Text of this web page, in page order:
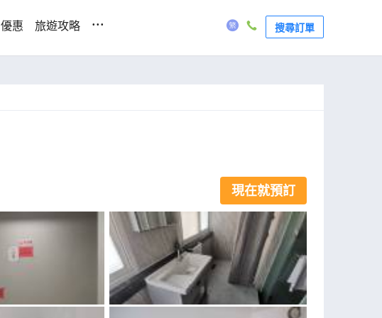
優惠 旅遊攻略 ... 搜尋訂單
現在就預訂